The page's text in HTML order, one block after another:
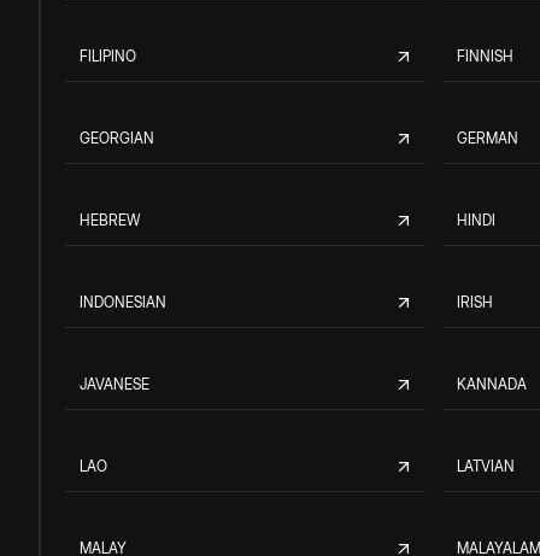
FILIPINO FINNISH
GEORGIAN GERMAN
HEBREW HINDI
INDONESIAN IRISH
JAVANESE KANNADA
LAO LATVIAN
MALAY MALAYALAM